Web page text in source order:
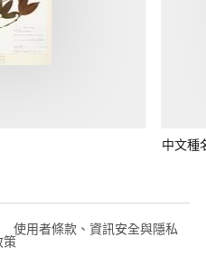
中文種
使用者條款、資訊安全與隱私
策